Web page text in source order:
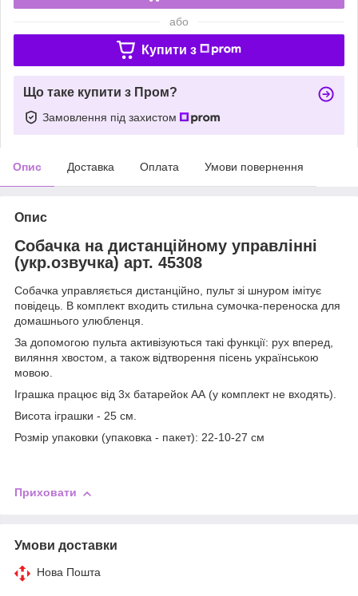
або
Купити з
Що таке купити з Пром?
Замовлення під захистом
Опис Доставка Оплата Умови повернення
Опис
Собачка на дистанційному управлінні
(укр.озвучка) арт. 45308
Собачка управляється дистанційно, пульт зі шнуром імітує
повідець. В комплект входить стильна сумочка-переноска для
домашнього улюбленця.
За допомогою пульта активізуються такі функції: рух вперед,
виляння хвостом, а також відтворення пісень українською
мовою.
Іграшка працює від 3х батарейок АА (у комплект не входять).
Висота іграшки - 25 см.
Розмір упаковки (упаковка - пакет): 22-10-27 см
Приховати
Умови доставки
Нова Пошта